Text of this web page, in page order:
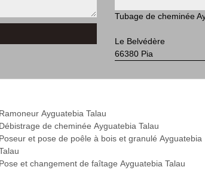
Tubage de cheminée
Le Belvédère
66380 Pia
Ramoneur Ayguatebia Talau
Débistrage de cheminée Ayguatebia Talau
Poseur et pose de poêle à bois et granulé Ayguatebia
Pose et changement de faîtage Ayguatebia Talau